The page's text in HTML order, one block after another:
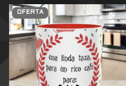
OFERTA